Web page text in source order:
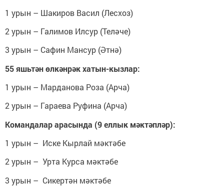
1 урын – Шакиров Васил (Лесхоз)
2 урын – Галимов Илсур (Теләче)
3 урын – Сафин Мансур (Әтнә)
55 яшьтән өлкәнрәк хатын-кызлар:
1 урын – Марданова Роза (Арча)
2 урын – Гараева Руфина (Арча)
Командалар арасында (9 еллык мәктәпләр):
1 урын – Иске Кырлай мәктәбе
2 урын – Урта Курса мәктәбе
3 урын – Сикертән мәктәбе